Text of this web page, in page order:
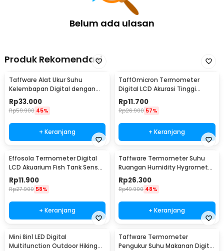
Belum ada ulasan
Produk Rekomendasi
Taffware Alat Ukur Suhu
Kelembapan Digital dengan
Jam Alarm Kalender - HTC-2
Rp33.000
Rp59.900 45%
+ Keranjang
TaffOmicron Termometer
Digital LCD Akurasi Tinggi
Beeper Oral Ketiak - KT-DT4B
Rp11.700
Rp26.900 57%
+ Keranjang
Effosola Termometer Digital
LCD Akuarium Fish Tank Sensor
Kabel 1M - TPM-10
Rp11.900
Rp27.900 58%
+ Keranjang
Taffware Termometer Suhu
Ruangan Humidity Hygrometer
Clock Calendar - HTC-1
Rp26.300
Rp49.900 48%
+ Keranjang
Mini 8in1 LED Digital
Multifunction Outdoor Hiking
Taffware Termometer
Pengukur Suhu Makanan Digital